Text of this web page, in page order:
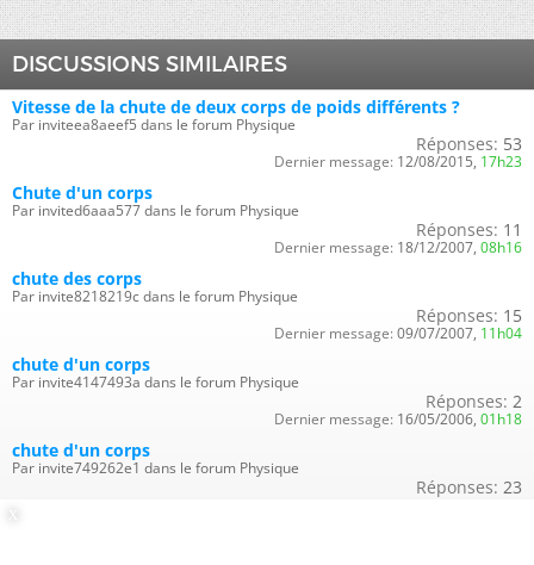
DISCUSSIONS SIMILAIRES
Vitesse de la chute de deux corps de poids différents ?
Par inviteea8aeef5 dans le forum Physique
Réponses: 53
Dernier message: 12/08/2015, 17h23
Chute d'un corps
Par invited6aaa577 dans le forum Physique
Réponses: 11
Dernier message: 18/12/2007, 08h16
chute des corps
Par invite8218219c dans le forum Physique
Réponses: 15
Dernier message: 09/07/2007, 11h04
chute d'un corps
Par invite4147493a dans le forum Physique
Réponses: 2
Dernier message: 16/05/2006, 01h18
chute d'un corps
Par invite749262e1 dans le forum Physique
Réponses: 23